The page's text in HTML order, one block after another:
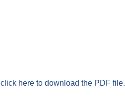
click here to download the PDF file.